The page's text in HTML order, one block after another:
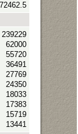
72462.5
239229
62000
55720
36491
27769
24350
18033
17383
15719
13441